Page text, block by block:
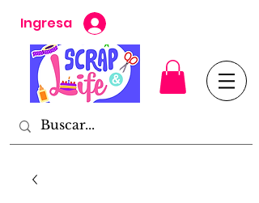
Ingresa